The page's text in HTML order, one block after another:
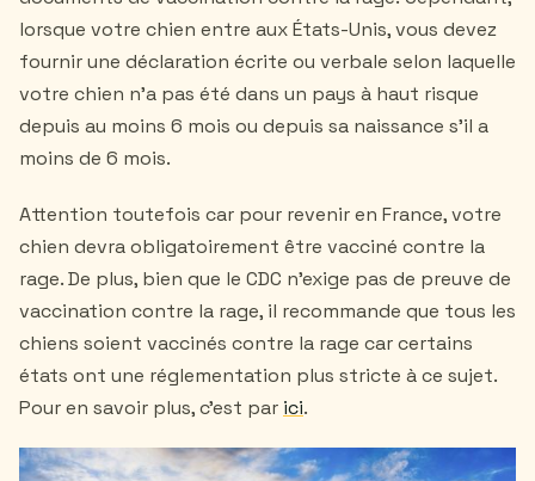
lorsque votre chien entre aux États-Unis, vous devez
fournir une déclaration écrite ou verbale selon laquelle
votre chien n'a pas été dans un pays à haut risque
depuis au moins 6 mois ou depuis sa naissance s'il a
moins de 6 mois.
Attention toutefois car pour revenir en France, votre
chien devra obligatoirement être vacciné contre la
rage. De plus, bien que le CDC n'exige pas de preuve de
vaccination contre la rage, il recommande que tous les
chiens soient vaccinés contre la rage car certains
états ont une réglementation plus stricte à ce sujet.
Pour en savoir plus, c'est par ici.